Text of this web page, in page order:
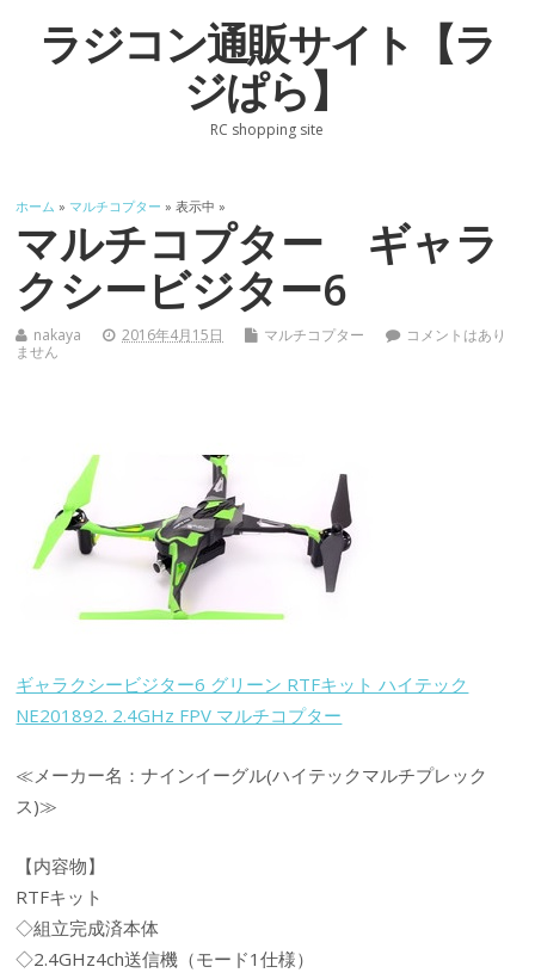
ラジコン通販サイト【ラ
ジぱら】
RC shopping site
ホーム » マルチコプター » 表示中 »
マルチコプター ギャラ
クシービジター6
nakaya 2016年4月15日 マルチコプター
コメントはあり
ません
ギャラクシービジター6 グリーン RTFキット ハイテック
NE201892. 2.4GHz FPV マルチコプター
≪メーカー名：ナインイーグル(ハイテックマルチプレック
ス)≫
【内容物】
RTFキット
◇組立完成済本体
◇2.4GHz4ch送信機（モード1仕様）